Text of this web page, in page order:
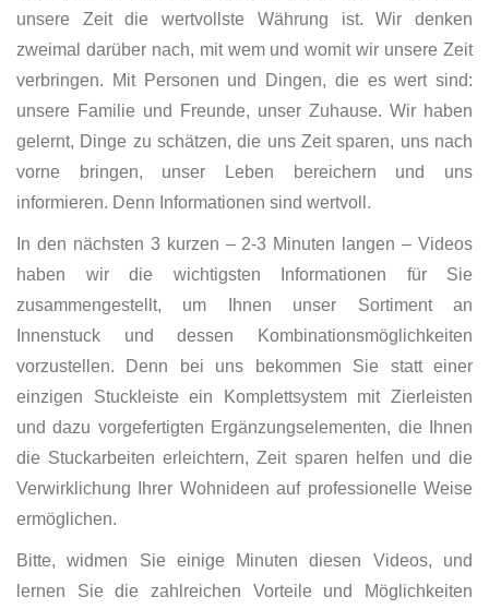
unsere Zeit die wertvollste Währung ist. Wir denken
zweimal darüber nach, mit wem und womit wir unsere Zeit
verbringen. Mit Personen und Dingen, die es wert sind:
unsere Familie und Freunde, unser Zuhause. Wir haben
gelernt, Dinge zu schätzen, die uns Zeit sparen, uns nach
vorne bringen, unser Leben bereichern und uns
informieren. Denn Informationen sind wertvoll.
In den nächsten 3 kurzen – 2-3 Minuten langen – Videos
haben wir die wichtigsten Informationen für Sie
zusammengestellt, um Ihnen unser Sortiment an
Innenstuck und dessen Kombinationsmöglichkeiten
vorzustellen. Denn bei uns bekommen Sie statt einer
einzigen Stuckleiste ein Komplettsystem mit Zierleisten
und dazu vorgefertigten Ergänzungselementen, die Ihnen
die Stuckarbeiten erleichtern, Zeit sparen helfen und die
Verwirklichung Ihrer Wohnideen auf professionelle Weise
ermöglichen.
Bitte, widmen Sie einige Minuten diesen Videos, und
lernen Sie die zahlreichen Vorteile und Möglichkeiten